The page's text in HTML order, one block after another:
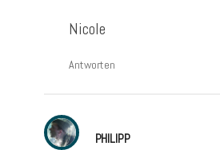
Nicole
Antworten
PHILIPP